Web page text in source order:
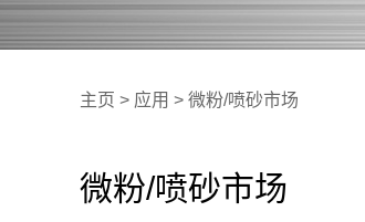
主页 > 应用 > 微粉/喷砂市场
微粉/喷砂市场